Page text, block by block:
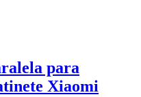
para
Xiaomi